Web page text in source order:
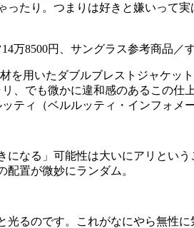
たり。つまりは好きと嫌いって
を用いたダブルブレストジャケ
、でも微かに違和感のあるこの仕
ティ（ベルルッティ・インフォ
なる」可能性は大いにアリとい
置が微妙にランダム。
るのです。これがなにやら無性